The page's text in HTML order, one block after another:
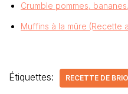
Crumble pommes,
Muffins à la mûre (Recette
Étiquettes: RECETTE DE